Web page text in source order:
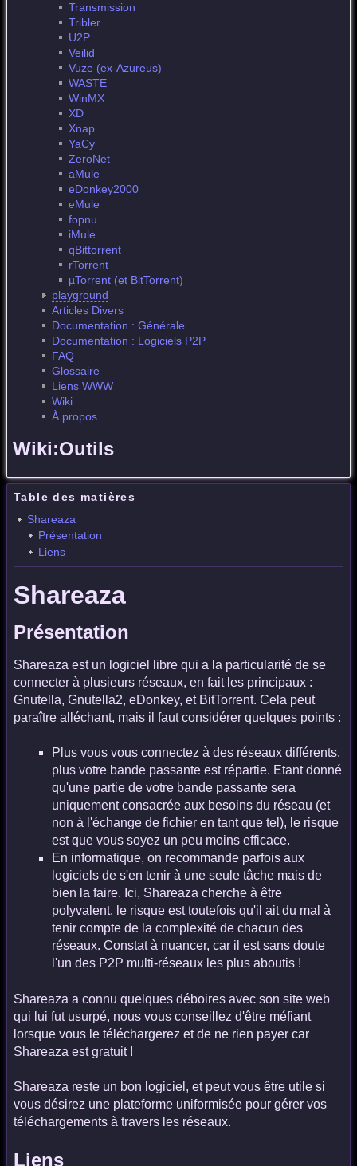
Transmission
Tribler
U2P
Veilid
Vuze (ex-Azureus)
WASTE
WinMX
XD
Xnap
YaCy
ZeroNet
aMule
eDonkey2000
eMule
fopnu
iMule
qBittorrent
rTorrent
µTorrent (et BitTorrent)
playground
Articles Divers
Documentation : Générale
Documentation : Logiciels P2P
FAQ
Glossaire
Liens WWW
Wiki
À propos
Wiki:Outils
Table des matières
Shareaza
Présentation
Liens
Shareaza
Présentation
Shareaza est un logiciel libre qui a la particularité de se
connecter à plusieurs réseaux, en fait les principaux :
Gnutella, Gnutella2, eDonkey, et BitTorrent. Cela peut
paraître alléchant, mais il faut considérer quelques points :
Plus vous vous connectez à des réseaux différents,
plus votre bande passante est répartie. Etant donné
qu'une partie de votre bande passante sera
uniquement consacrée aux besoins du réseau (et
non à l'échange de fichier en tant que tel), le risque
est que vous soyez un peu moins efficace.
En informatique, on recommande parfois aux
logiciels de s'en tenir à une seule tâche mais de
bien la faire. Ici, Shareaza cherche à être
polyvalent, le risque est toutefois qu'il ait du mal à
tenir compte de la complexité de chacun des
réseaux. Constat à nuancer, car il est sans doute
l'un des P2P multi-réseaux les plus aboutis !
Shareaza a connu quelques déboires avec son site web
qui lui fut usurpé, nous vous conseillez d'être méfiant
lorsque vous le téléchargerez et de ne rien payer car
Shareaza est gratuit !
Shareaza reste un bon logiciel, et peut vous être utile si
vous désirez une plateforme uniformisée pour gérer vos
téléchargements à travers les réseaux.
Liens